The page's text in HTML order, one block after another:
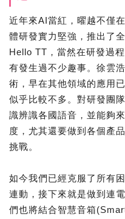
近年來AI當紅，曜越不僅
體研發實力堅強，推出了
Hello TT，當然在研發過
有發生過不少趣事。徐雲
術，早在其他領域的應用
似乎比較不多。對研發團
識辨識各國語音，並能夠
度，尤其還要做到各個產
挑戰。
如今我們已經克服了所有
連動，接下來就是做到連
們也將結合智慧音箱